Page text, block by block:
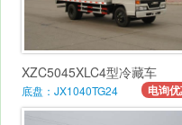
XZC5045XLC4型冷藏车
底盘：JX1040TG24 电询